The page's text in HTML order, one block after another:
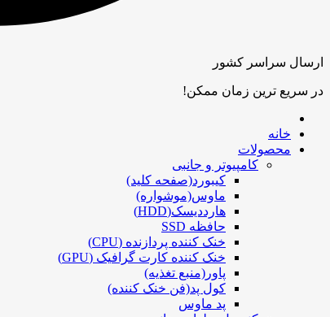
ارسال سراسر کشور
در سریع ترین زمان ممکن!
خانه
محصولات
کامپیوتر و جانبی
کیبورد(صفحه کلید)
ماوس(موشواره)
هارددیسک(HDD)
حافظه SSD
خنک کننده پردازنده (CPU)
خنک کننده کارت گرافیک (GPU)
پاور(منبع تغذیه)
کول پد(فن خنک کننده)
پد ماوس